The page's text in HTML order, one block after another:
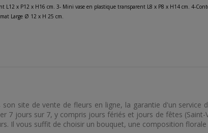
L12 x P12 x H16 cm. 3- Mini vase en plastique transparent L8 x P8 x H14 cm. 4-
Large Ø 12 x H 25 cm.
site de vente de fleurs en ligne, la garantie d'un service
7 jours sur 7, y compris jours fériés et jours de fêtes
Il vous suffit de choisir un bouquet, une composition